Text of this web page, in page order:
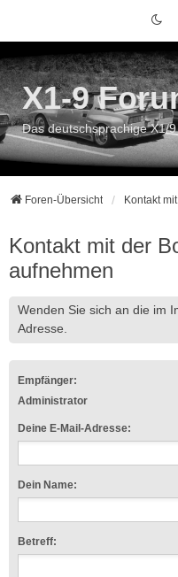
X1-9
Das deutschsprachige X1/
Foren-Übersicht Kontakt
Kontakt mit der
aufnehmen
Wenden Sie sich an die im
Adresse.
Empfänger:
Administrator
Deine E-Mail-Adresse:
Dein Name:
Betreff: